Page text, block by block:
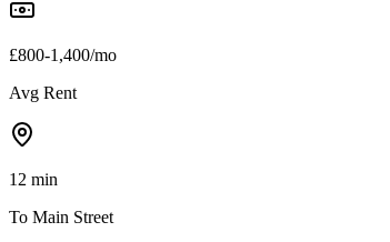
£800-1,400/mo
Avg Rent
12 min
To Main Street